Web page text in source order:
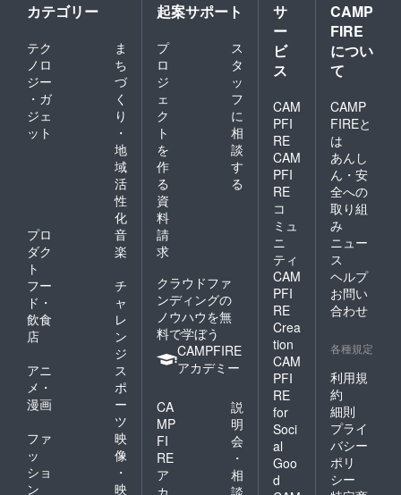
カテゴリー
テク
ノロ
ジー
・ガ
ジェ
ット
ま
ち
づ
く
り
・
地
域
活
性
化
プロ
ダク
ト
音
楽
フー
ド・
飲食
店
チ
ャ
レ
ン
ジ
アニ
メ・
漫画
ス
ポ
ー
ツ
ファ
ッ
ショ
ン
映
像
・
映
起案サポート
プ
ロ
ジ
ェ
ク
ト
を
作
る
ス
タ
ッ
フ
に
相
談
す
る
資
料
請
求
クラウドファ
ンディングの
ノウハウを無
料で学ぼう
CAMPFIRE
アカデミー
CA
MP
FI
RE
ア
説
明
会
・
相
サ
ー
ビ
ス
CAM
PFI
RE
CAM
PFI
RE
コ
ミュ
ニ
ティ
CAM
PFI
RE
Crea
tion
CAM
PFI
RE
for
Soci
al
Goo
d
CAMP
FIRE
につい
て
CAMP
FIREと
は
あんし
ん・安
全への
取り組
み
ニュー
ス
ヘルプ
お問い
合わせ
各種規定
利用規
約
細則
プライ
バシー
ポリ
シー